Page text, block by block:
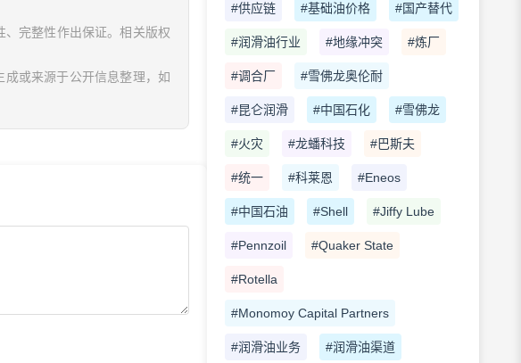
完整性作出保证。相关版权
或来源于公开信息整理，如
#供应链 #基础油价格 #国产替代
#润滑油行业 #地缘冲突 #炼厂
#调合厂 #雪佛龙奥伦耐
#昆仑润滑 #中国石化 #雪佛龙
#火灾 #龙蟠科技 #巴斯夫
#统一 #科莱恩 #Eneos
#中国石油 #Shell #Jiffy Lube
#Pennzoil #Quaker State
#Rotella
#Monomoy Capital Partners
#润滑油业务 #润滑油渠道